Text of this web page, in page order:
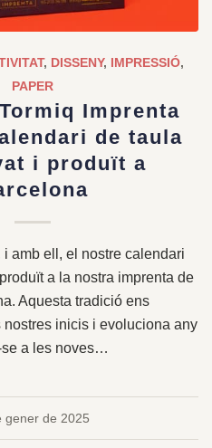
, DISSENY, IMPRESSIÓ,
PAPER
Imprenta
de taula
i produït a
i amb ell, el nostre calendari
a la nostra imprenta de
Aquesta tradició ens
inicis i evoluciona any
se a les noves…
gener de 2025